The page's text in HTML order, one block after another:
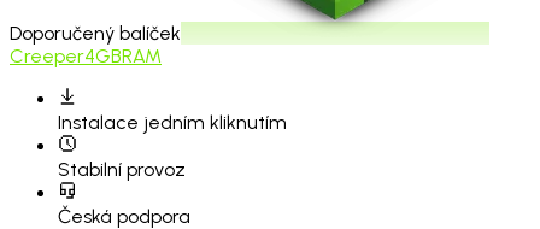
Doporučený balíček
Creeper4GBRAM
Instalace jedním kliknutím
Stabilní provoz
Česká podpora